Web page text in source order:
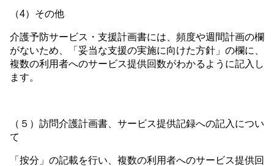
（4）その他
介護予防サービス・支援計画書には、頻度や週間計画の欄
がないため、「妥当な支援の実施に向けた方針」の欄に、
複数の利用者へのサービス提供回数がわかるように記入し
ます。
（５）訪問介護計画書、サービス提供記録への記入につい
て
「按分」の記載を行い、複数の利用者へのサービス提供回